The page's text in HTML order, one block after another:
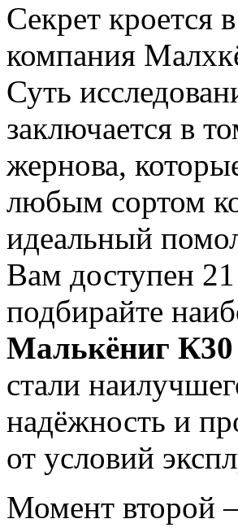
Секрет кроется
компания
Суть
заключается в
жернова,
любым сортом
идеальный
Вам доступен
подбирайте
Малькёниг
стали
надёжность и
от условий
Момент второй